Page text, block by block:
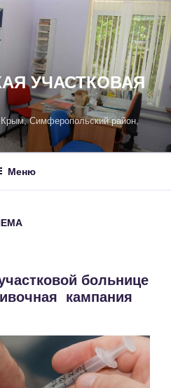
УЧАСТКОВАЯ
Симферопольский район,
Меню
больнице
кампания